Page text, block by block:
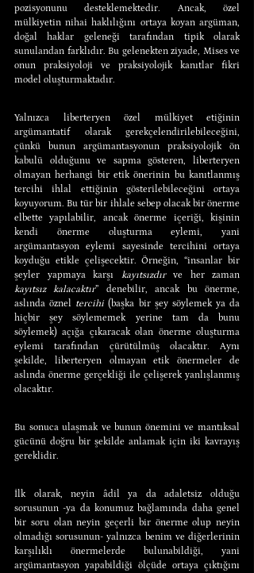
pozisyonunu desteklemektedir. Ancak, özel
mülkiyetin nihai haklılığını ortaya koyan argüman,
doğal haklar geleneği tarafından tipik olarak
sunulandan farklıdır. Bu gelenekten ziyade, Mises ve
onun praksiyoloji ve praksiyolojik kanıtlar fikri
model oluşturmaktadır.
Yalnızca liberteryen özel mülkiyet etiğinin
argümantatif olarak gerekçelendirilebileceğini,
çünkü bunun argümantasyonun praksiyolojik ön
kabulü olduğunu ve sapma gösteren, liberteryen
olmayan herhangi bir etik önerinin bu kanıtlanmış
tercihi ihlal ettiğinin gösterilebileceğini ortaya
koyuyorum. Bu tür bir ihlale sebep olacak bir önerme
elbette yapılabilir, ancak önerme içeriği, kişinin
kendi önerme oluşturma eylemi, yani
argümantasyon eylemi sayesinde tercihini ortaya
koyduğu etikle çelişecektir. Örneğin, “insanlar bir
şeyler yapmaya karşı kayıtsızdır
kayıtsız kalacaktır” denebilir, ancak bu önerme,
aslında öznel tercihi (başka bir şey söylemek ya da
hiçbir şey söylememek yerine tam da bunu
söylemek) açığa çıkaracak olan önerme oluşturma
eylemi tarafından çürütülmüş olacaktır. Aynı
şekilde, liberteryen olmayan etik önermeler de
aslında önerme gerçekliği ile çelişerek yanlışlanmış
olacaktır.
Bu sonuca ulaşmak ve bunun önemini ve mantıksal
gücünü doğru bir şekilde anlamak için iki kavrayış
gereklidir.
İlk olarak, neyin âdil ya da adaletsiz olduğu
sorusunun -ya da konumuz bağlamında daha genel
bir soru olan neyin geçerli bir önerme olup neyin
olmadığı sorusunun- yalnızca benim ve diğerlerinin
karşılıklı önermelerde bulunabildiği, yani
argümantasyon yapabildiği ölçüde ortaya çıktığını